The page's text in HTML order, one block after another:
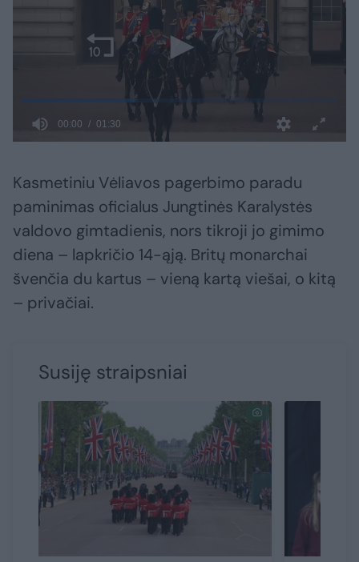
Kasmetiniu Vėliavos pagerbimo paradu
paminimas oficialus Jungtinės Karalystės
valdovo gimtadienis, nors tikroji jo gimimo
diena – lapkričio 14-ąją. Britų monarchai
švenčia du kartus – vieną kartą viešai, o kitą
– privačiai.
Susiję straipsniai